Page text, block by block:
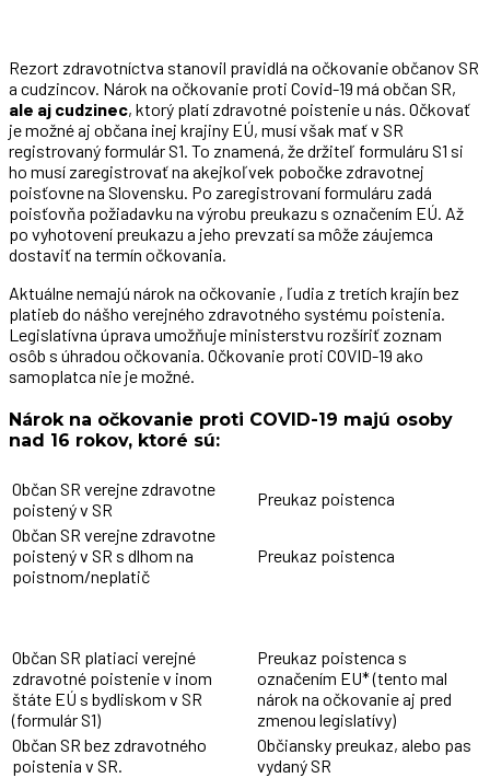
Rezort zdravotníctva stanovil pravidlá na očkovanie občanov SR
a cudzincov. Nárok na očkovanie proti Covid-19 má občan SR,
ale aj cudzinec, ktorý platí zdravotné poistenie u nás. Očkovať
je možné aj občana inej krajiny EÚ, musí však mať v SR
registrovaný formulár S1. To znamená, že držiteľ formuláru S1 si
ho musí zaregistrovať na akejkoľvek pobočke zdravotnej
poisťovne na Slovensku. Po zaregistrovaní formuláru zadá
poisťovňa požiadavku na výrobu preukazu s označením EÚ. Až
po vyhotovení preukazu a jeho prevzatí sa môže záujemca
dostaviť na termín očkovania.
Aktuálne nemajú nárok na očkovanie , ľudia z tretích krajín bez
platieb do nášho verejného zdravotného systému poistenia.
Legislatívna úprava umožňuje ministerstvu rozšíriť zoznam
osôb s úhradou očkovania. Očkovanie proti COVID-19 ako
samoplatca nie je možné.
Nárok na očkovanie proti COVID-19 majú osoby
nad 16 rokov, ktoré sú:
Občan SR verejne zdravotne
poistený v SR
Preukaz poistenca
Občan SR verejne zdravotne
poistený v SR s dlhom na
poistnom/neplatič
Preukaz poistenca
Občan SR platiaci verejné
zdravotné poistenie v inom
štáte EÚ s bydliskom v SR
(formulár S1)
Preukaz poistenca s
označením EU* (tento mal
nárok na očkovanie aj pred
zmenou legislatívy)
Občan SR bez zdravotného
poistenia v SR.
Občiansky preukaz, alebo pas
vydaný SR